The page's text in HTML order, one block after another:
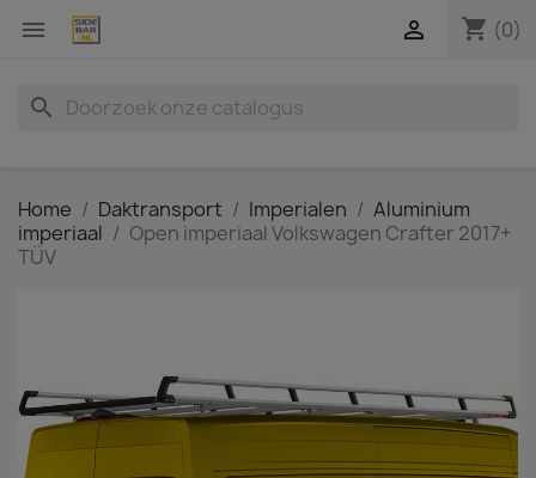
 shopping_cart (0)

search
Home Daktransport Imperialen
Aluminium
imperiaal
Open imperiaal Volkswagen Crafter 2017+
TÜV